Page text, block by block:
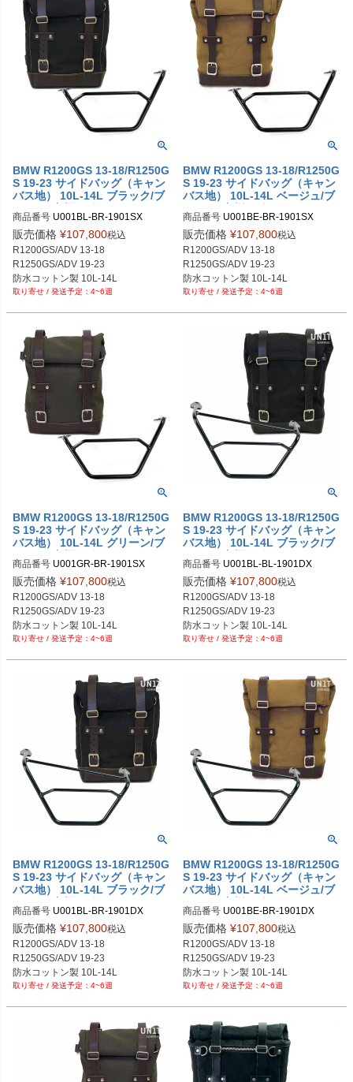
BMW R1200GS 13-18/R1250G
S 19-23 サイドバッグ（キャン
バス地） 10L-14L ブラック/ブ
UNIT GARAGE
商品番号 U001BL-BR-1901SX
U001BL_BR+1901SX
メーカー型番：U001+1901SX
販売価格 ¥107,800税込
R1200GS/ADV 13-18
R1250GS/ADV 19-23
防水コットン製 10L-14L
ブラック/ブラウン 4~6週
BMW R1200GS 13-18/R1250G
S 19-23 サイドバッグ（キャン
バス地） 10L-14L ベージュ/ブ
UNIT GARAGE
商品番号 U001BE-BR-1901SX
U001BE_BR+1901SX
メーカー型番：U001+1901SX
販売価格 ¥107,800税込
R1200GS/ADV 13-18
R1250GS/ADV 19-23
防水コットン製 10L-14L
ベージュ/ブラウン 4~6週
BMW R1200GS 13-18/R1250G
S 19-23 サイドバッグ（キャン
バス地） 10L-14L グリーン/ブ
UNIT GARAGE
商品番号 U001GR-BR-1901SX
U001GR_BR+1901SX
メーカー型番：U001+1901SX
販売価格 ¥107,800税込
R1200GS/ADV 13-18
R1250GS/ADV 19-23
防水コットン製 10L-14L
グリーン/ブラウン 4~6週
BMW R1200GS 13-18/R1250G
S 19-23 サイドバッグ（キャン
バス地） 10L-14L ブラック/ブ
UNIT GARAGE
商品番号 U001BL-BL-1901DX
U001BL_BL+1901DX
メーカー型番：U001+1901DX
販売価格 ¥107,800税込
R1200GS/ADV 13-18
R1250GS/ADV 19-23
防水コットン製 10L-14L
ブラック/ブラック 4~6週
BMW R1200GS 13-18/R1250G
S 19-23 サイドバッグ（キャン
バス地） 10L-14L ブラック/ブ
UNIT GARAGE
商品番号 U001BL-BR-1901DX
U001BL_BR+1901DX
メーカー型番：U001+1901DX
販売価格 ¥107,800税込
R1200GS/ADV 13-18
R1250GS/ADV 19-23
防水コットン製 10L-14L
ブラック/ブラウン 4~6週
BMW R1200GS 13-18/R1250G
S 19-23 サイドバッグ（キャン
バス地） 10L-14L ベージュ/ブ
UNIT GARAGE
商品番号 U001BE-BR-1901DX
U001BE_BR+1901DX
メーカー型番：U001+1901DX
販売価格 ¥107,800税込
R1200GS/ADV 13-18
R1250GS/ADV 19-23
防水コットン製 10L-14L
ベージュ/ブラウン 4~6週